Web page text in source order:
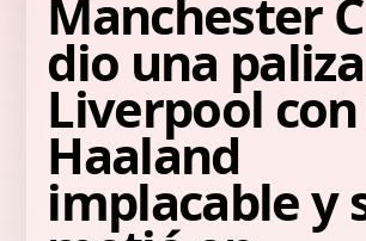
Manchester
dio una
Liverpool
Haaland
implacable y